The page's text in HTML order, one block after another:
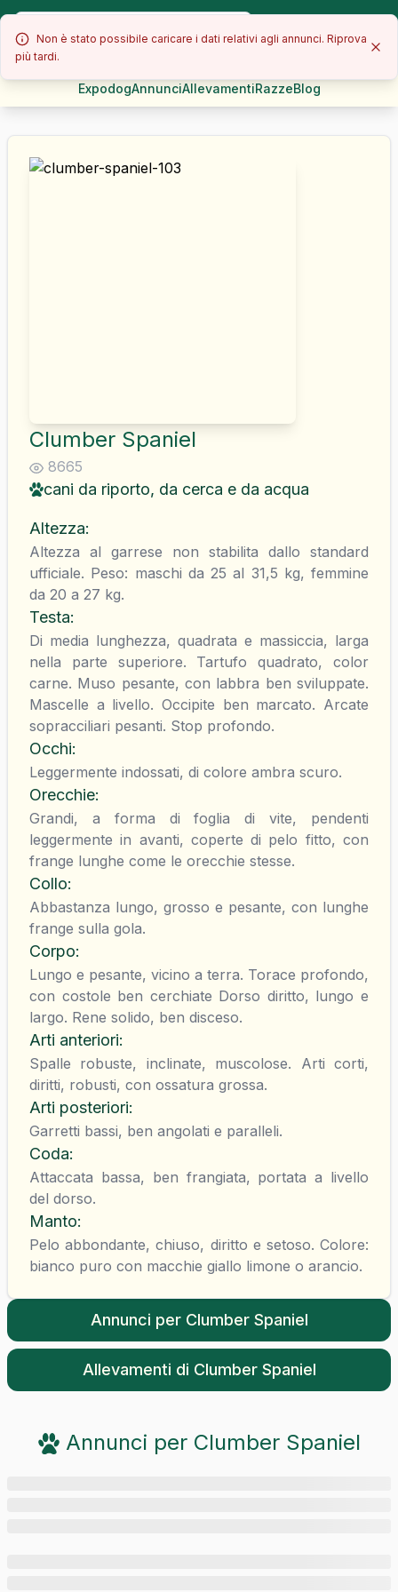
Non è stato possibile caricare i dati relativi agli annunci. Riprova
più tardi.
ExpodogAnnunciAllevamentiRazzeBlog
Annunci per Clumber Spaniel
Allevamenti di Clumber Spaniel
Clumber Spaniel
8665
cani da riporto, da cerca e da acqua
Altezza:
Altezza al garrese non stabilita dallo standard
ufficiale. Peso: maschi da 25 al 31,5 kg, femmine
da 20 a 27 kg.
Testa:
Di media lunghezza, quadrata e massiccia, larga
nella parte superiore. Tartufo quadrato, color
carne. Muso pesante, con labbra ben sviluppate.
Mascelle a livello. Occipite ben marcato. Arcate
sopracciliari pesanti. Stop profondo.
Occhi:
Leggermente indossati, di colore ambra scuro.
Orecchie:
Grandi, a forma di foglia di vite, pendenti
leggermente in avanti, coperte di pelo fitto, con
frange lunghe come le orecchie stesse.
Collo:
Abbastanza lungo, grosso e pesante, con lunghe
frange sulla gola.
Corpo:
Lungo e pesante, vicino a terra. Torace profondo,
con costole ben cerchiate Dorso diritto, lungo e
largo. Rene solido, ben disceso.
Arti anteriori:
Spalle robuste, inclinate, muscolose. Arti corti,
diritti, robusti, con ossatura grossa.
Arti posteriori:
Garretti bassi, ben angolati e paralleli.
Coda:
Attaccata bassa, ben frangiata, portata a livello
del dorso.
Manto:
Pelo abbondante, chiuso, diritto e setoso. Colore:
bianco puro con macchie giallo limone o arancio.
Annunci per Clumber Spaniel